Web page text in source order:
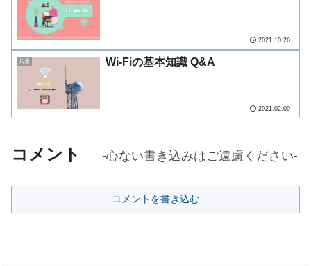
2021.10.26
共通 Wi-Fiの基本知識 Q&A
2021.02.09
コメント -心ない書き込みはご遠慮ください-
コメントを書き込む